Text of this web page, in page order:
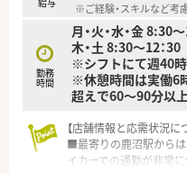
※ご経験・スキルなど考
勤務
時間
月・火・水・金 8:30
木・土 8:30～12：30
※シフトにて週40時
※休憩時間は実働6
超えで60～90分以
【店舗情報と応需状況に
■最寄りの鹿沼駅からは
イカーでの通勤が非常に